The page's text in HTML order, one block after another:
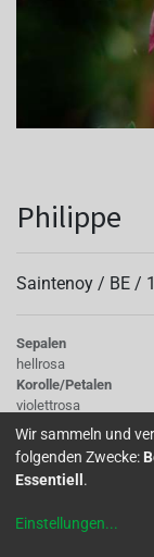
Philippe
Saintenoy / BE /
Sepalen
hellrosa
Korolle/Petalen
violettrosa
Knospe/Blüte
gefüllt, gross
Wuchs
halb hängend
Wir sammeln und
folgenden Zwecke:
Essentiell .
Einstellungen...